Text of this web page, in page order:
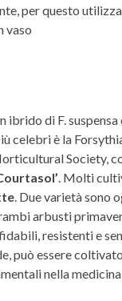
per questo
vaso
ibrido di F.
celebri è la
Society,
. Molti
. Due varietà sono
arbusti
resistenti e
può essere
nella medicina